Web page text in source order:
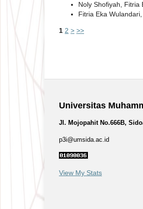
Noly Shofiyah, Fitria
Fitria Eka
1 2 > >>
Universitas
Jl. Mojopahit No.666B,
p3i@umsida.ac.id
View My Stats